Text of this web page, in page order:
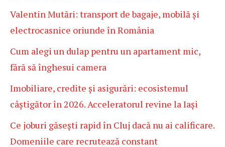
Valentin Mutări: transport de bagaje, mobilă și
electrocasnice oriunde în România
Cum alegi un dulap pentru un apartament mic,
fără să înghesui camera
Imobiliare, credite și asigurări: ecosistemul
câștigător în 2026. Acceleratorul revine la Iași
Ce joburi găsești rapid în Cluj dacă nu ai calificare.
Domeniile care recrutează constant